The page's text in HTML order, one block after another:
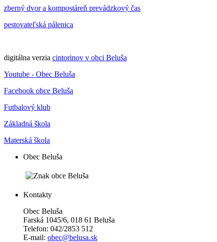
zberný dvor a kompostáreň prevádzkový čas
pestovateľská pálenica
digitálna verzia cintorinov v obci Beluša
Youtube - Obec Beluša
Facebook obce Beluša
Futbalový klub
Základná škola
Materská škola
Obec Beluša
Kontakty
Obec Beluša
Farská 1045/6, 018 61 Beluša
Telefon: 042/2853 512
E-mail: obec@belusa.sk